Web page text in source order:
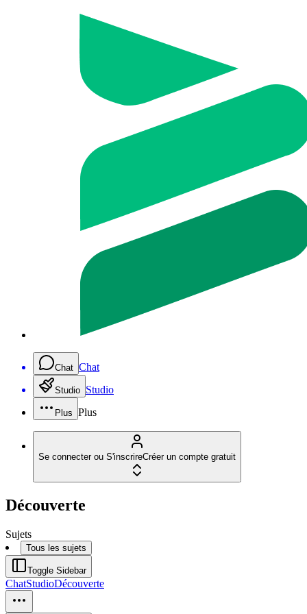
Chat Chat
Studio Studio
Plus Plus
Se connecter ou S'inscrireCréer un compte gratuit
Découverte
Sujets
Tous les sujets
Toggle Sidebar
ChatStudioDécouverte